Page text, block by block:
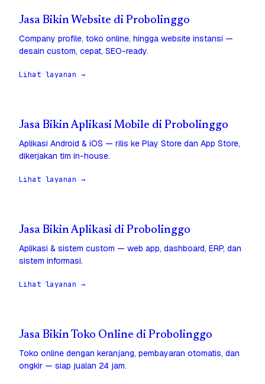
Jasa Bikin Website di Probolinggo
Company profile, toko online, hingga website instansi —
desain custom, cepat, SEO-ready.
Lihat layanan →
Jasa Bikin Aplikasi Mobile di Probolinggo
Aplikasi Android & iOS — rilis ke Play Store dan App Store,
dikerjakan tim in-house.
Lihat layanan →
Jasa Bikin Aplikasi di Probolinggo
Aplikasi & sistem custom — web app, dashboard, ERP, dan
sistem informasi.
Lihat layanan →
Jasa Bikin Toko Online di Probolinggo
Toko online dengan keranjang, pembayaran otomatis, dan
ongkir — siap jualan 24 jam.